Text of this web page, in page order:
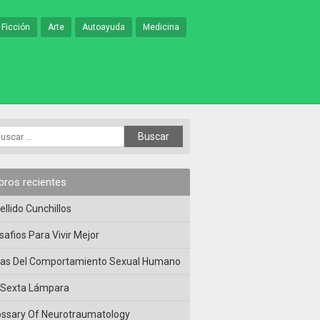
Ficción Arte Autoayuda Medicina
recientes
Cunchillos
Para Vivir Mejor
Del Comportamiento Sexual Humano
Lámpara
Of Neurotraumatology